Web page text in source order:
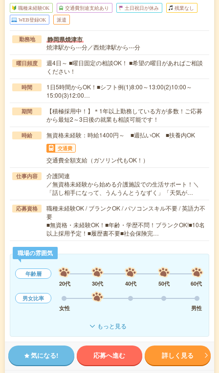
職種未経験OK 交通費別途支給あり 土日祝日が休み 残業なし
WEB登録OK 派遣
勤務地 静岡県焼津市
焼津駅から---分／西焼津駅から---分
曜日頻度
週4日～ ■曜日固定の相談OK！ ■希望の曜日があればご相談
ください！
時間
1日5時間からOK！■シフト例(1)8:00～13:00(2)10:00～
15:00(3)12:00…
期間
【積極採用中！】＊1年以上勤務している方が多数！ご応募
から最短2～3日後の就業も相談可能です！
時給 無資格未経験：時給1400円～ ■週払いOK ■扶養内OK
交通費
交通費全額支給（ガソリン代もOK！）
仕事内容
介護関連
／無資格未経験から始める介護施設での生活サポート！＼
「話し相手になって、うんうんとうなずく」「天気が…
応募資格
職種未経験OK / ブランクOK / パソコンスキル不要 / 英語力不
要
■無資格・未経験OK！■年齢・学歴不問！ブランクOK!■10名
以上採用予定！■履歴書不要■社会保険完…
職場の雰囲気
年齢層
20代
30代 40代 50代
60代
男女比率
女性
男性
もっと見る
気になる! 応募へ進む 詳しく見る